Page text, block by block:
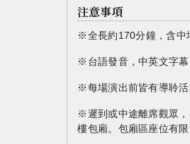
注意事項
※全長約170分鐘，含中
※台語發音，中英文字幕
※每場演出前皆有導聆活
※遲到或中途離席觀眾
樓包廂。包廂區座位有